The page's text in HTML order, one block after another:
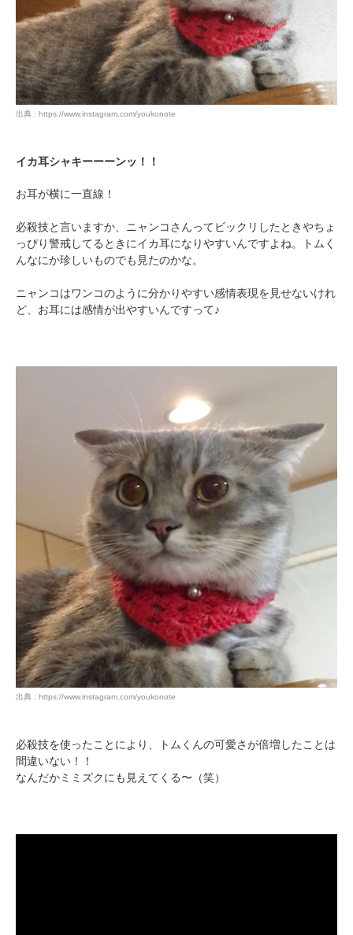
出典 : https://www.instagram.com/youkonote
イカ耳シャキーーーンッ！！
お耳が横に一直線！
必殺技と言いますか、ニャンコさんってビックリしたときやちょ
っぴり警戒してるときにイカ耳になりやすいんですよね。トムく
んなにか珍しいものでも見たのかな。
ニャンコはワンコのように分かりやすい感情表現を見せないけれ
ど、お耳には感情が出やすいんですって♪
出典 : https://www.instagram.com/youkonote
必殺技を使ったことにより、トムくんの可愛さが倍増したことは
間違いない！！
なんだかミミズクにも見えてくる〜（笑）
pecodogs
いぬ部をフォロー
pecocats
ねこ部をフォロー
PECOアプリをダウンロード済みの方
アプリで開く